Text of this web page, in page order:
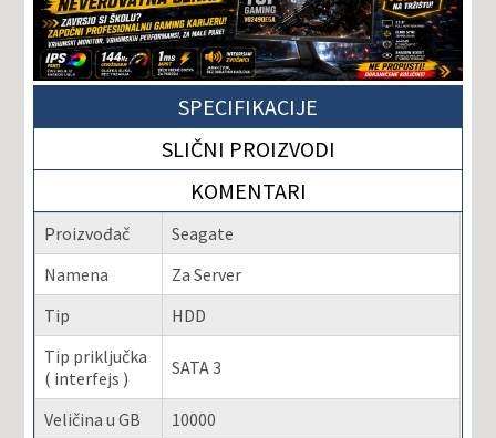
SPECIFIKACIJE
SLIČNI PROIZVODI
KOMENTARI
Proizvođač
Seagate
Namena
Za Server
Tip
HDD
Tip priključka
( interfejs )
SATA 3
Veličina u GB
10000